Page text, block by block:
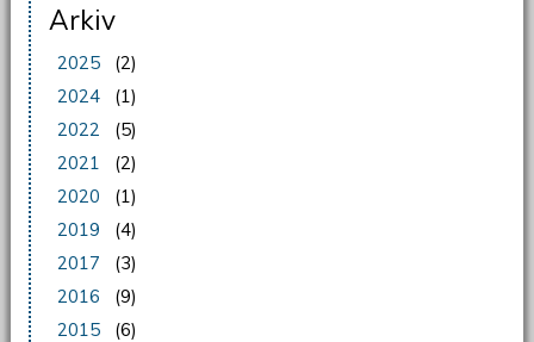
Arkiv
2025
(2)
2024
(1)
2022
(5)
2021
(2)
2020
(1)
2019
(4)
2017
(3)
2016
(9)
2015
(6)